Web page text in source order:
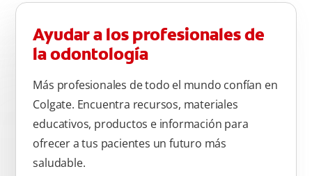
Ayudar a los profesionales de
la odontología
Más profesionales de todo el mundo confían en
Colgate. Encuentra recursos, materiales
educativos, productos e información para
ofrecer a tus pacientes un futuro más
saludable.